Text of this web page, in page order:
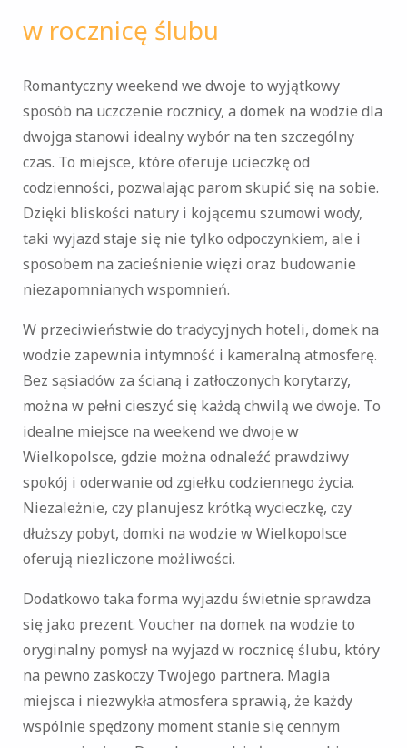
w rocznicę ślubu
Romantyczny weekend we dwoje to wyjątkowy
sposób na uczczenie rocznicy, a domek na wodzie dla
dwojga stanowi idealny wybór na ten szczególny
czas. To miejsce, które oferuje ucieczkę od
codzienności, pozwalając parom skupić się na sobie.
Dzięki bliskości natury i kojącemu szumowi wody,
taki wyjazd staje się nie tylko odpoczynkiem, ale i
sposobem na zacieśnienie więzi oraz budowanie
niezapomnianych wspomnień.
W przeciwieństwie do tradycyjnych hoteli, domek na
wodzie zapewnia intymność i kameralną atmosferę.
Bez sąsiadów za ścianą i zatłoczonych korytarzy,
można w pełni cieszyć się każdą chwilą we dwoje. To
idealne miejsce na weekend we dwoje w
Wielkopolsce, gdzie można odnaleźć prawdziwy
spokój i oderwanie od zgiełku codziennego życia.
Niezależnie, czy planujesz krótką wycieczkę, czy
dłuższy pobyt, domki na wodzie w Wielkopolsce
oferują niezliczone możliwości.
Dodatkowo taka forma wyjazdu świetnie sprawdza
się jako prezent. Voucher na domek na wodzie to
oryginalny pomysł na wyjazd w rocznicę ślubu, który
na pewno zaskoczy Twojego partnera. Magia
miejsca i niezwykła atmosfera sprawią, że każdy
wspólnie spędzony moment stanie się cennym